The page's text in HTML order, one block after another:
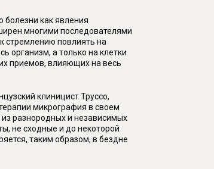
болезни как явления
многими последователями
стремлению повлиять на
организм, а только на клетки
приемов, влияющих на весь
клиницист Труссо,
микрография в своем
разнородных и независимых
не сходные и до некоторой
таким образом, в бездне